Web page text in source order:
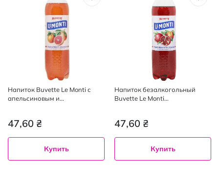
Напиток Buvette Le Monti с
апельсиновым и
47,60 ₴
Купить
Напиток безалкогольный
Buvette Le Monti
47,60 ₴
Купить